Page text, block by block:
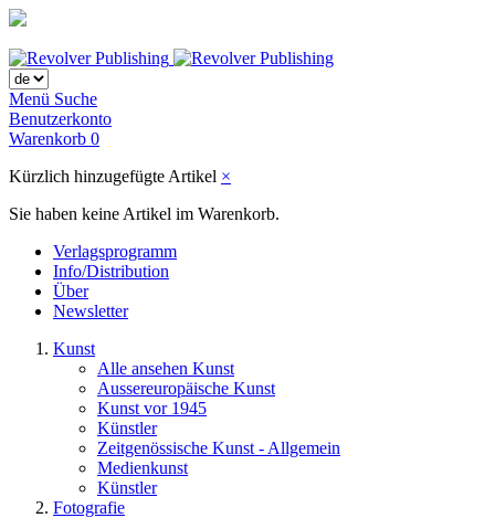
Menü Suche
Benutzerkonto
Warenkorb 0
Kürzlich hinzugefügte Artikel ×
Sie haben keine Artikel im Warenkorb.
Verlagsprogramm
Info/Distribution
Über
Newsletter
Kunst
Alle ansehen Kunst
Aussereuropäische Kunst
Kunst vor 1945
Künstler
Zeitgenössische Kunst - Allgemein
Medienkunst
Künstler
Fotografie